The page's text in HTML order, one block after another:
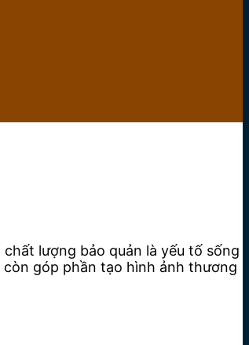
lượng bảo quản là yếu tố sống
góp phần tạo hình ảnh thương